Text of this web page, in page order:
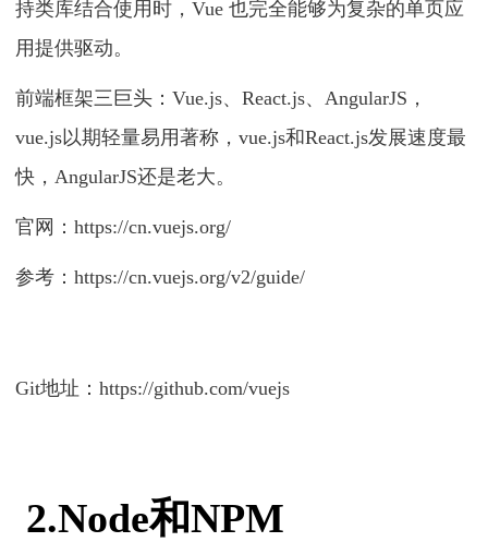
持类库结合使用时，Vue 也完全能够为复杂的单页应
用提供驱动。
前端框架三巨头：Vue.js、React.js、AngularJS，
vue.js以期轻量易用著称，vue.js和React.js发展速度最
快，AngularJS还是老大。
官网：https://cn.vuejs.org/
参考：https://cn.vuejs.org/v2/guide/
Git地址：https://github.com/vuejs
2.Node和NPM